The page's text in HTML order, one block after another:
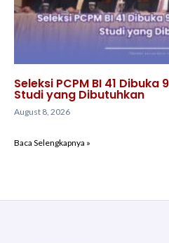
Seleksi PCPM BI 41
Studi yang Dibutuhkan
August 8, 2026
Baca Selengkapnya »